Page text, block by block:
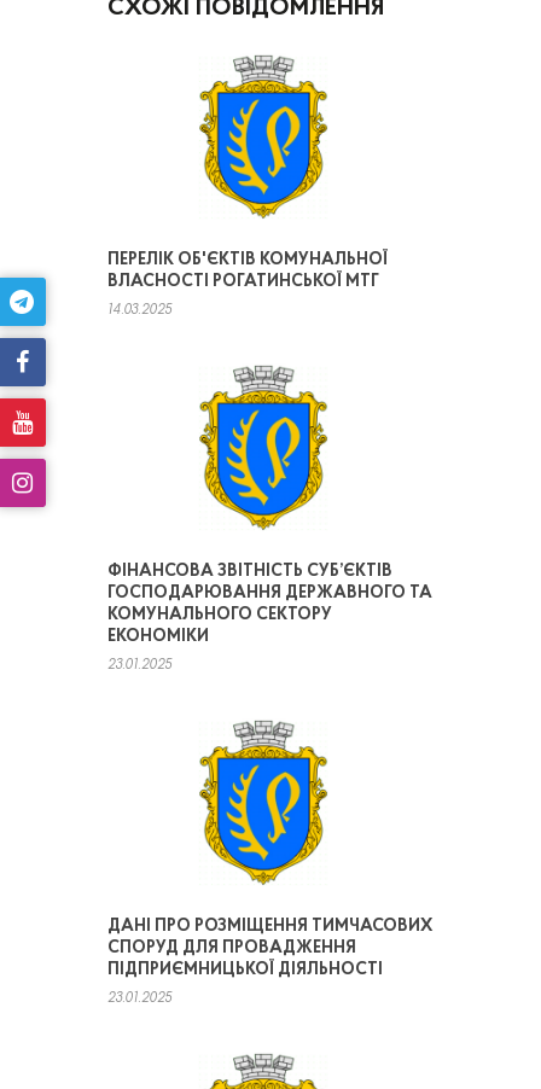
СХОЖІ ПОВІДОМЛЕННЯ
ПЕРЕЛІК ОБ'ЄКТІВ КОМУНАЛЬНОЇ
ВЛАСНОСТІ РОГАТИНСЬКОЇ МТГ
14.03.2025
ФІНАНСОВА ЗВІТНІСТЬ СУБ’ЄКТІВ
ГОСПОДАРЮВАННЯ ДЕРЖАВНОГО ТА
КОМУНАЛЬНОГО СЕКТОРУ
ЕКОНОМІКИ
23.01.2025
ДАНІ ПРО РОЗМІЩЕННЯ ТИМЧАСОВИХ
СПОРУД ДЛЯ ПРОВАДЖЕННЯ
ПІДПРИЄМНИЦЬКОЇ ДІЯЛЬНОСТІ
23.01.2025